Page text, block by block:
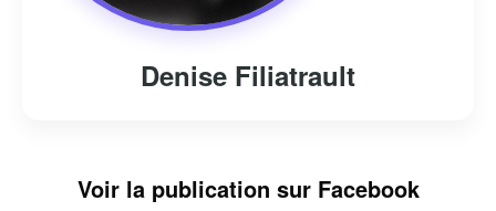
Denise Filiatrault
Voir la publication sur Facebook